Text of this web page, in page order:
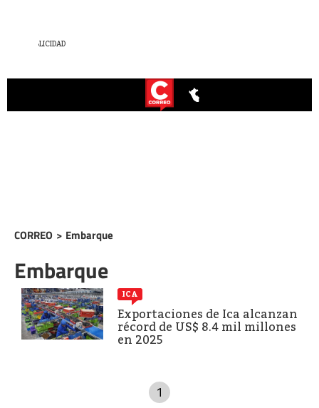
CORREO > Embarque
Embarque
ICA
Exportaciones de Ica alcanzan
récord de US$ 8.4 mil millones
en 2025
1